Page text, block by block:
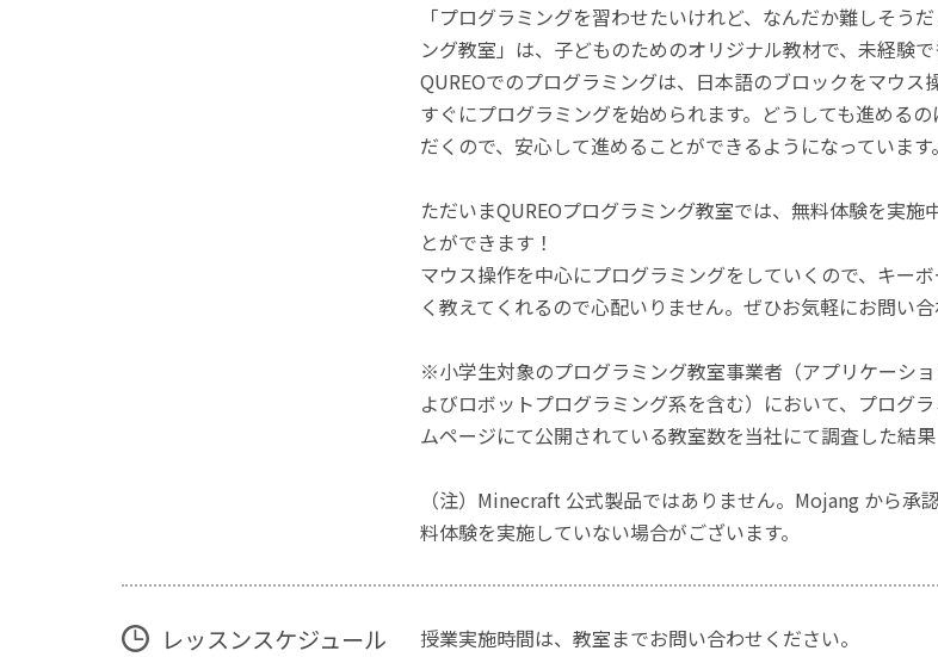
「プログラミングを習わせたいけれど、なんだか難しそう
ング教室」は、子どものためのオリジナル教材で、未経験
QUREOでのプログラミングは、日本語のブロックをマウ
すぐにプログラミングを始められます。どうしても進める
だくので、安心して進めることができるようになっています。
ただいまQUREOプログラミング教室では、無料体験を実
とができます！
マウス操作を中心にプログラミングをしていくので、キー
く教えてくれるので心配いりません。ぜひお気軽にお問い合
※小学生対象のプログラミング教室事業者（アプリケーシ
よびロボットプログラミング系を含む）において、プログ
ムページにて公開されている教室数を当社にて調査した結果
（注）Minecraft 公式製品ではありません。Mojang から
料体験を実施していない場合がございます。
レッスンスケジュール 授業実施時間は、教室までお問い合わせください。